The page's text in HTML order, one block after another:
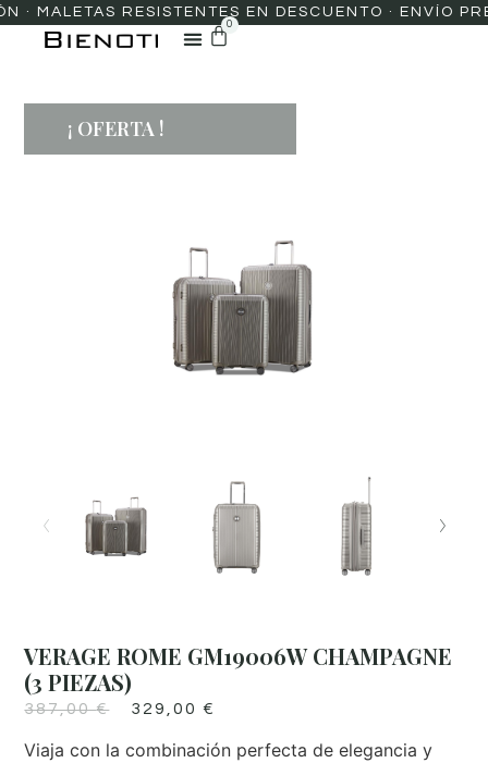
RESISTENTES EN DESCUENTO · ENVÍO
0
VERAGE ROME GM19006W CHAMPAGNE
(3 PIEZAS)
387,00€ 329,00€
Viaja con la combinación perfecta de elegancia y
¡ OFERTA !